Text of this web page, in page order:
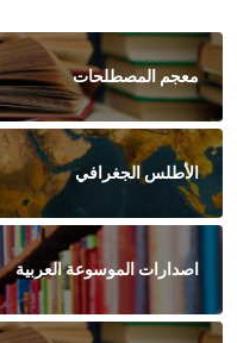
معجم المصطلحات
الأطلس الجغرافي
اصدارات الموسوعة العربية